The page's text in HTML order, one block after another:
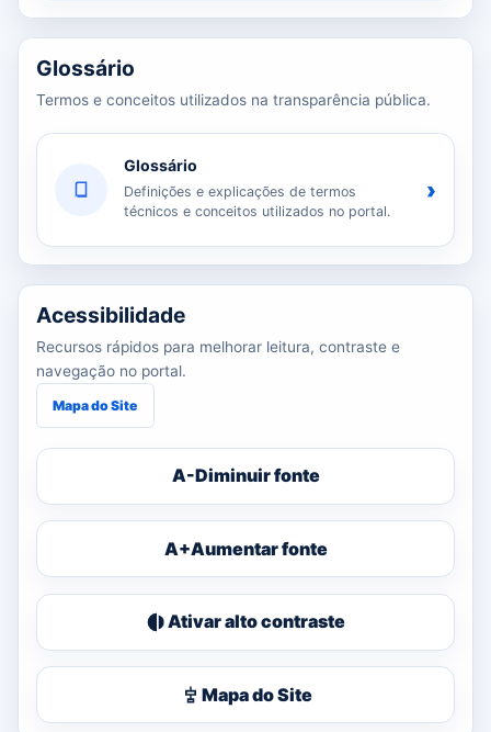
Glossário
Termos e conceitos utilizados na transparência pública.
Glossário
Definições e explicações de termos
técnicos e conceitos utilizados no portal.
›
Acessibilidade
Recursos rápidos para melhorar leitura, contraste e
navegação no portal.
Mapa do Site
A-Diminuir fonte
A+Aumentar fonte
Ativar alto contraste
Mapa do Site